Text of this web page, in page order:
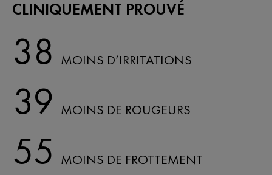
CLINIQUEMENT PROUVÉ
38 MOINS D’IRRITATIONS
39 MOINS DE ROUGEURS
55 MOINS DE FROTTEMENT